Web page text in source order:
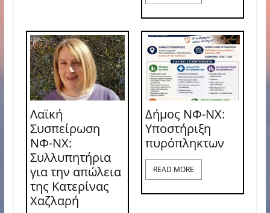
Λαϊκή
Συσπείρωση
ΝΦ-ΝΧ:
Συλλυπητήρια
για την απώλεια
της Κατερίνας
Χαζλαρή
Δήμος ΝΦ-ΝΧ:
Υποστήριξη
πυρόπληκτων
READ MORE